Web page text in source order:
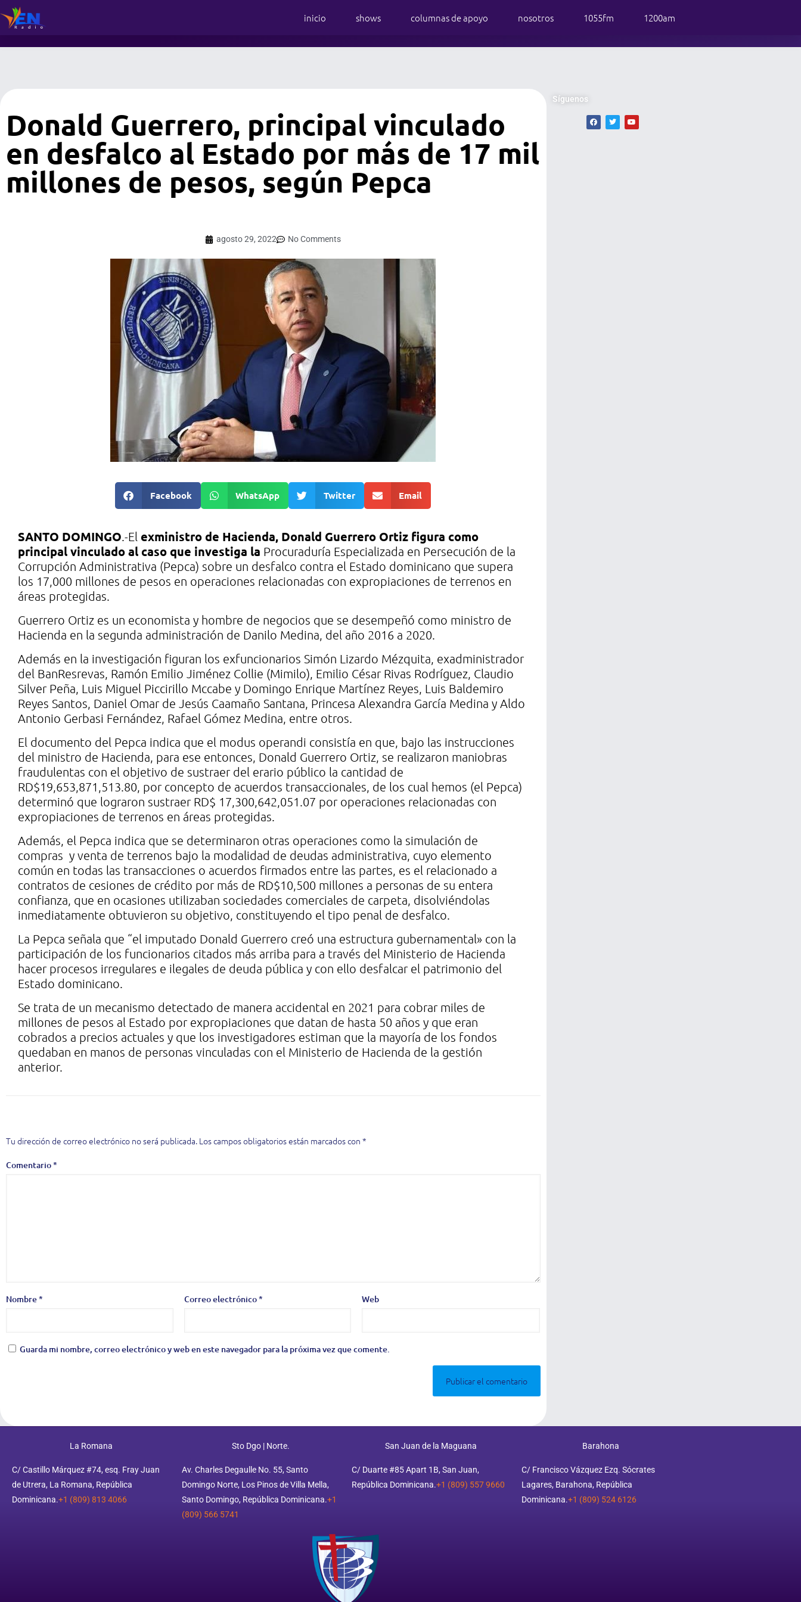
inicio shows columnas de apoyo nosotros 1055fm 1200am
Donald Guerrero, principal vinculado
en desfalco al Estado por más de 17 mil
millones de pesos, según Pepca
agosto 29, 2022 No Comments
Facebook WhatsApp Twitter Email
SANTO DOMINGO.-El exministro de Hacienda, Donald Guerrero Ortiz figura como
principal vinculado al caso que investiga la Procuraduría Especializada en Persecución de la
Corrupción Administrativa (Pepca) sobre un desfalco contra el Estado dominicano que supera
los 17,000 millones de pesos en operaciones relacionadas con expropiaciones de terrenos en
áreas protegidas.
Guerrero Ortiz es un economista y hombre de negocios que se desempeñó como ministro de
Hacienda en la segunda administración de Danilo Medina, del año 2016 a 2020.
Además en la investigación figuran los exfuncionarios Simón Lizardo Mézquita, exadministrador
del BanResrevas, Ramón Emilio Jiménez Collie (Mimilo), Emilio César Rivas Rodríguez, Claudio
Silver Peña, Luis Miguel Piccirillo Mccabe y Domingo Enrique Martínez Reyes, Luis Baldemiro
Reyes Santos, Daniel Omar de Jesús Caamaño Santana, Princesa Alexandra García Medina y Aldo
Antonio Gerbasi Fernández, Rafael Gómez Medina, entre otros.
El documento del Pepca indica que el modus operandi consistía en que, bajo las instrucciones
del ministro de Hacienda, para ese entonces, Donald Guerrero Ortiz, se realizaron maniobras
fraudulentas con el objetivo de sustraer del erario público la cantidad de
RD$19,653,871,513.80, por concepto de acuerdos transaccionales, de los cual hemos (el Pepca)
determinó que lograron sustraer RD$ 17,300,642,051.07 por operaciones relacionadas con
expropiaciones de terrenos en áreas protegidas.
Además, el Pepca indica que se determinaron otras operaciones como la simulación de
compras y venta de terrenos bajo la modalidad de deudas administrativa, cuyo elemento
común en todas las transacciones o acuerdos firmados entre las partes, es el relacionado a
contratos de cesiones de crédito por más de RD$10,500 millones a personas de su entera
confianza, que en ocasiones utilizaban sociedades comerciales de carpeta, disolviéndolas
inmediatamente obtuvieron su objetivo, constituyendo el tipo penal de desfalco.
La Pepca señala que “el imputado Donald Guerrero creó una estructura gubernamental» con la
participación de los funcionarios citados más arriba para a través del Ministerio de Hacienda
hacer procesos irregulares e ilegales de deuda pública y con ello desfalcar el patrimonio del
Estado dominicano.
Se trata de un mecanismo detectado de manera accidental en 2021 para cobrar miles de
millones de pesos al Estado por expropiaciones que datan de hasta 50 años y que eran
cobrados a precios actuales y que los investigadores estiman que la mayoría de los fondos
quedaban en manos de personas vinculadas con el Ministerio de Hacienda de la gestión
anterior.
Tu dirección de correo electrónico no será publicada. Los campos obligatorios están marcados con *
Comentario*
Nombre* Correo electrónico* Web
Guarda mi nombre, correo electrónico y web en este navegador para la próxima vez que comente.
Síguenos
La Romana
C/ Castillo Márquez #74, esq. Fray Juan
de Utrera, La Romana, República
Dominicana.+1 (809) 813 4066
Sto Dgo | Norte.
Av. Charles Degaulle No. 55, Santo
Domingo Norte, Los Pinos de Villa Mella,
Santo Domingo, República Dominicana.+1
(809) 566 5741
San Juan de la Maguana
C/ Duarte #85 Apart 1B, San Juan,
República Dominicana.+1 (809) 557 9660
Barahona
C/ Francisco Vázquez Ezq. Sócrates
Lagares, Barahona, República
Dominicana.+1 (809) 524 6126